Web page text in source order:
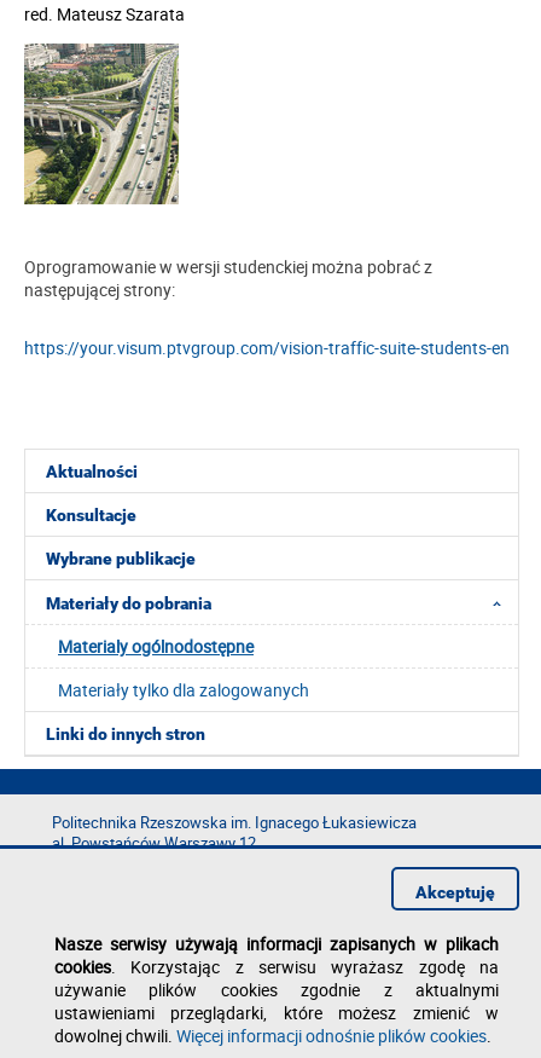
Aktualności
Konsultacje
Wybrane publikacje
Materiały do pobrania
Materialy ogólnodostępne
Materiały tylko dla zalogowanych
Linki do innych stron
red. Mateusz Szarata
Oprogramowanie w wersji studenckiej można pobrać z
następującej strony:
https://your.visum.ptvgroup.com/vision-traffic-suite-students-en
Politechnika Rzeszowska im. Ignacego Łukasiewicza
al. Powstańców Warszawy 12
e-mail:kancelaria@prz.edu.pl
Deklaracja dostępności
Polityka prywatności
Zgłoś błąd na stronie
Nasze serwisy używają informacji zapisanych w plikach
cookies. Korzystając z serwisu wyrażasz zgodę na
używanie plików cookies zgodnie z aktualnymi
ustawieniami przeglądarki, które możesz zmienić w
dowolnej chwili. Więcej informacji odnośnie plików cookies.
Akceptuję